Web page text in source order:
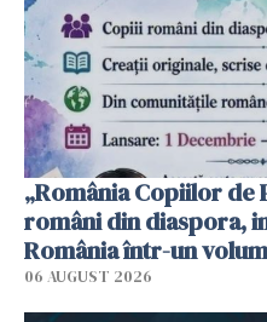
„România Copiilor
români din diaspora,
România într-un
06 AUGUST 2026